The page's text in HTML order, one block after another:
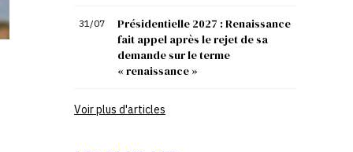
31/07
Présidentielle 2027 : Renaissance
fait appel après le rejet de sa
demande sur le terme
« renaissance »
Voir plus d'articles